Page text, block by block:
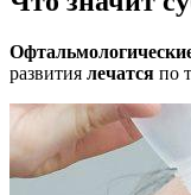
развития лечатся по